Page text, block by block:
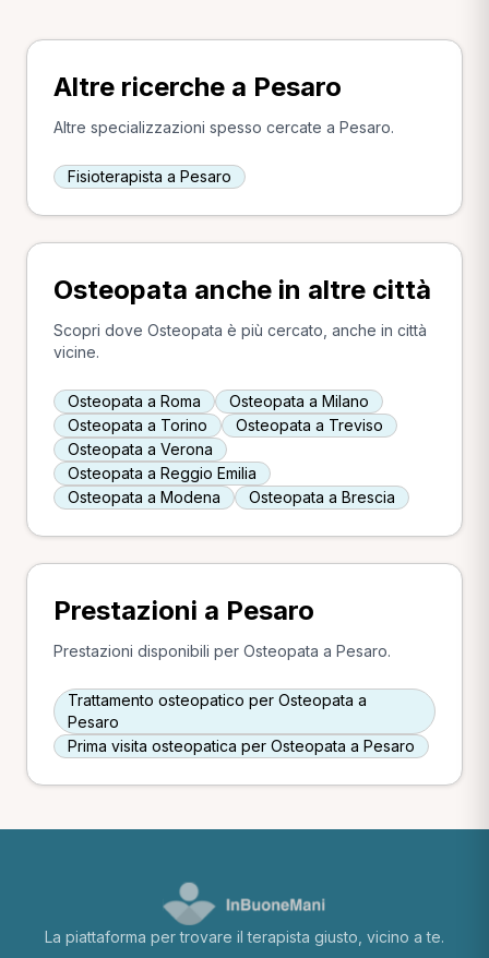
Altre ricerche a Pesaro
Altre specializzazioni spesso cercate a Pesaro.
Fisioterapista a Pesaro
Osteopata anche in altre città
Scopri dove Osteopata è più cercato, anche in città
vicine.
Osteopata a Roma
Osteopata a Milano
Osteopata a Torino
Osteopata a Treviso
Osteopata a Verona
Osteopata a Reggio Emilia
Osteopata a Modena
Osteopata a Brescia
Prestazioni a Pesaro
Prestazioni disponibili per Osteopata a Pesaro.
Trattamento osteopatico per Osteopata a
Pesaro
Prima visita osteopatica per Osteopata a Pesaro
La piattaforma per trovare il terapista giusto, vicino a te.